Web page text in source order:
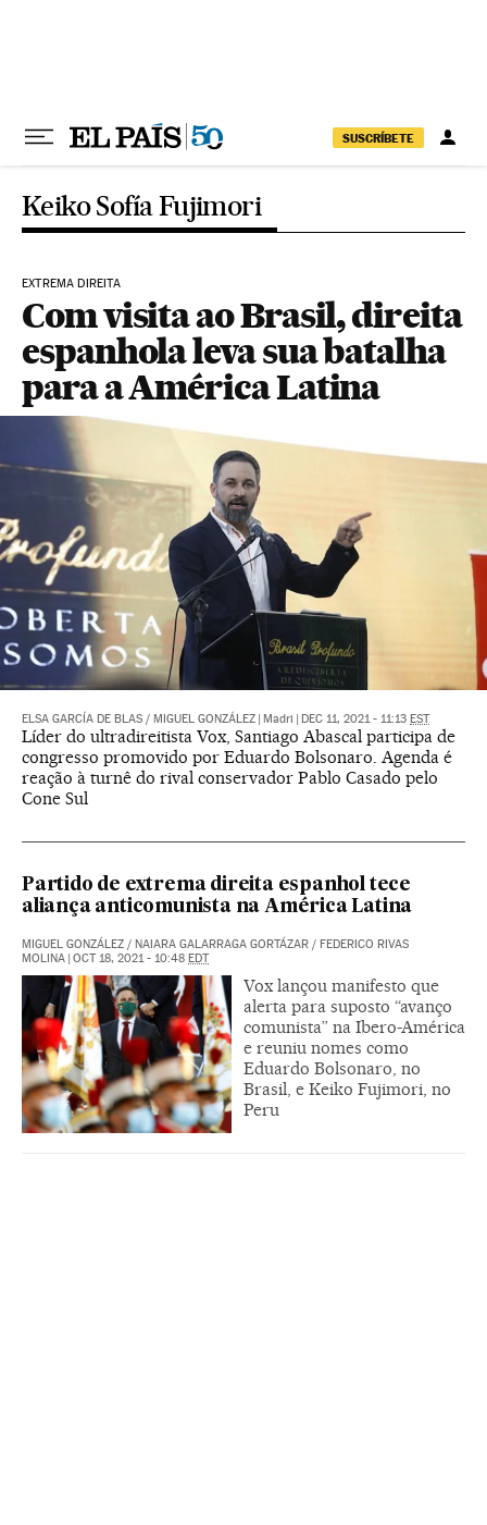
SUSCRÍBETE
Keiko Sofía Fujimori
EXTREMA DIREITA
Com visita ao Brasil, direita
espanhola leva sua batalha
para a América Latina
ELSA GARCÍA DE BLAS / MIGUEL GONZÁLEZ Madri DEC 11, 2021 - 11:13 EST
Líder do ultradireitista Vox, Santiago Abascal participa de
congresso promovido por Eduardo Bolsonaro. Agenda é
reação à turnê do rival conservador Pablo Casado pelo
Cone Sul
Partido de extrema direita espanhol tece
aliança anticomunista na América Latina
MIGUEL GONZÁLEZ / NAIARA GALARRAGA GORTÁZAR / FEDERICO RIVAS
MOLINA OCT 18, 2021 - 10:48 EDT
Vox lançou manifesto que
alerta para suposto “avanço
comunista” na Ibero-América
e reuniu nomes como
Eduardo Bolsonaro, no
Brasil, e Keiko Fujimori, no
Peru